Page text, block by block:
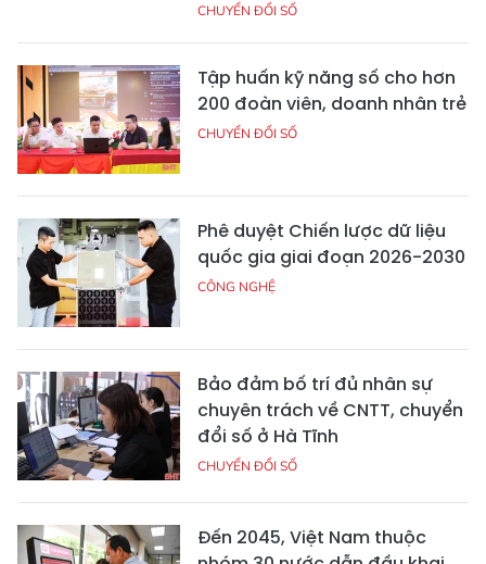
CHUYỂN ĐỔI SỐ
Tập huấn kỹ năng số cho hơn
200 đoàn viên, doanh nhân trẻ
CHUYỂN ĐỔI SỐ
Phê duyệt Chiến lược dữ liệu
quốc gia giai đoạn 2026-2030
CÔNG NGHỆ
Bảo đảm bố trí đủ nhân sự
chuyên trách về CNTT, chuyển
đổi số ở Hà Tĩnh
CHUYỂN ĐỔI SỐ
Đến 2045, Việt Nam thuộc